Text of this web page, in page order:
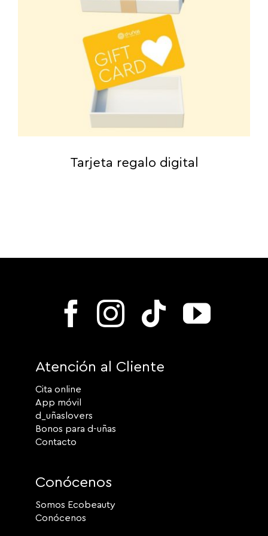
Tarjeta regalo digital
Atención al Cliente
Cita online
App móvil
d_uñaslovers
Bonos para d-uñas
Contacto
Conócenos
Somos Ecobeauty
Conócenos